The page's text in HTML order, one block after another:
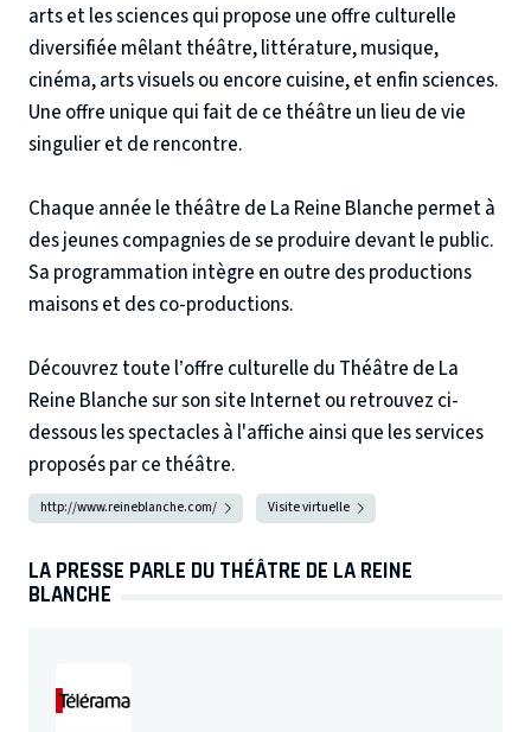
arts et les sciences qui propose une offre culturelle
diversifiée mêlant théâtre, littérature, musique,
cinéma, arts visuels ou encore cuisine, et enfin sciences.
Une offre unique qui fait de ce théâtre un lieu de vie
singulier et de rencontre.
Chaque année le théâtre de La Reine Blanche permet à
des jeunes compagnies de se produire devant le public.
Sa programmation intègre en outre des productions
maisons et des co-productions.
Découvrez toute l’offre culturelle du Théâtre de La
Reine Blanche sur son site Internet ou retrouvez ci-
dessous les spectacles à l'affiche ainsi que les services
proposés par ce théâtre.
http://www.reineblanche.com/ Visite virtuelle
LA PRESSE PARLE DU THÉÂTRE DE LA REINE
BLANCHE